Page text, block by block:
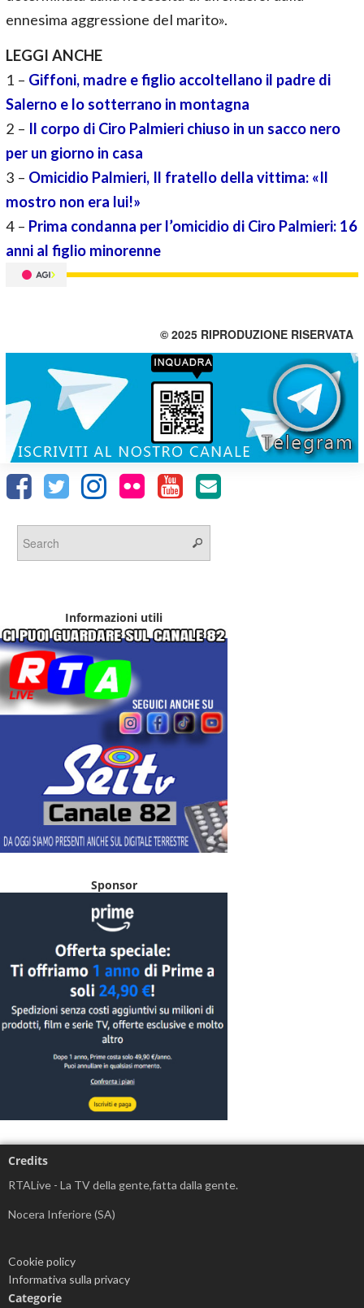
ennesima aggressione del marito».
LEGGI ANCHE
1 – Giffoni, madre e figlio accoltellano il padre di
Salerno e lo sotterrano in montagna
2 – Il corpo di Ciro Palmieri chiuso in un sacco nero
per un giorno in casa
3 – Omicidio Palmieri, Il fratello della vittima: «Il
mostro non era lui!»
4 – Prima condanna per l’omicidio di Ciro Palmieri: 16
anni al figlio minorenne
© 2025 RIPRODUZIONE RISERVATA
Informazioni utili
Sponsor
Credits
RTALive - La TV della gente,fatta dalla gente.
Nocera Inferiore (SA)
Cookie policy
Informativa sulla privacy
Categorie